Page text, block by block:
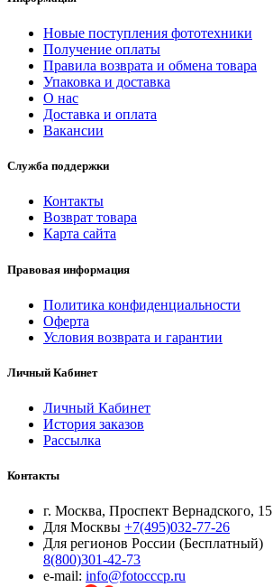
Новые поступления фототехники
Получение оплаты
Правила возврата и обмена товара
Упаковка и доставка
О нас
Доставка и оплата
Вакансии
Служба поддержки
Контакты
Возврат товара
Карта сайта
Правовая информация
Политика конфиденциальности
Оферта
Условия возврата и гарантии
Личный Кабинет
Личный Кабинет
История заказов
Рассылка
Контакты
г. Москва, Проспект Вернадского, 15
Для Москвы +7(495)032-77-26
Для регионов России (Бесплатный)
8(800)301-42-73
e-mail: info@fotocccp.ru